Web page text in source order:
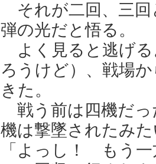
それが二回、三回
弾の光だと悟る。
よく見ると逃げる
ろうけど）、戦場
きた。
戦う前は四機だっ
機は撃墜されたみ
「よっし！ もう